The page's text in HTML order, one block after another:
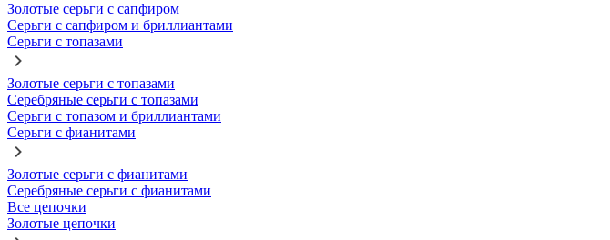
Золотые серьги с сапфиром
Серьги с сапфиром и бриллиантами
Серьги с топазами
Золотые серьги с топазами
Серебряные серьги с топазами
Серьги с топазом и бриллиантами
Серьги с фианитами
Золотые серьги с фианитами
Серебряные серьги с фианитами
Все цепочки
Золотые цепочки